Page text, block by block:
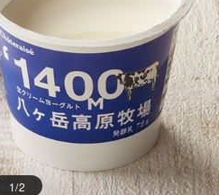
1/2